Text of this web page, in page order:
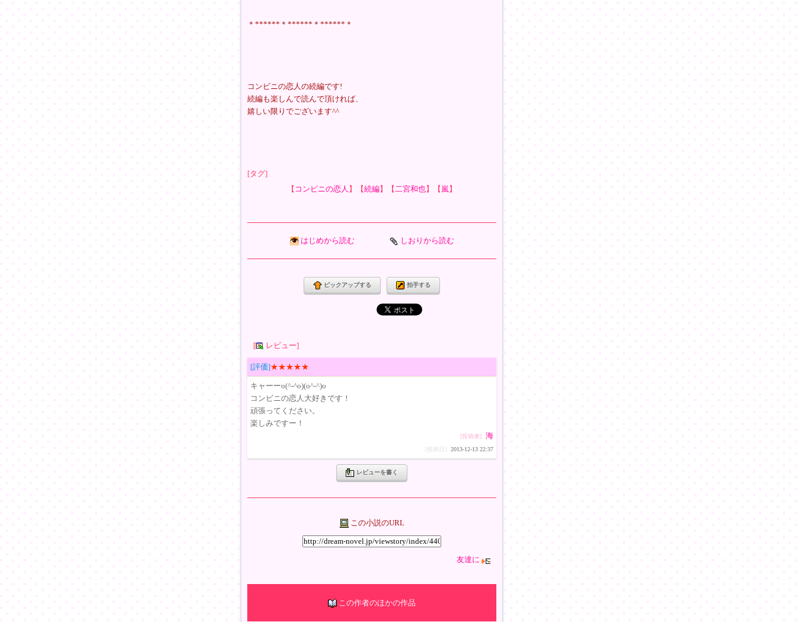
＊******＊******＊******＊
コンビニの恋人の続編です!
続編も楽しんで読んで頂ければ、
嬉しい限りでございます^^
[タグ]
【 コンビニの恋人 】【続編】【 二宮和也】【 嵐 】
はじめから読む しおりから読む
ピックアップする 拍手する
[ レビュー]
[評価]★★★★★
キャーーo(^-^o)(o^-^)o
コンビニの恋人大好きです！
頑張ってください。
楽しみですー！
[投稿者] 海
[投稿日] 2013-12-13 22:37
レビューを書く
この小説のURL
友達に
この作者のほかの作品